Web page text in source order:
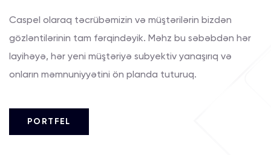
Caspel olaraq təcrübəmizin və müştərilərin bizdən
gözləntilərinin tam fərqindəyik. Məhz bu səbəbdən hər
layihəyə, hər yeni müştəriyə subyektiv yanaşırıq və
onların məmnuniyyətini ön planda tuturuq.
PORTFEL